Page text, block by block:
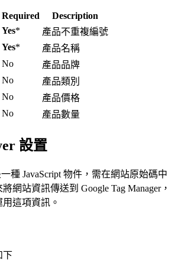
Required
Description
Yes*
產品不重複編號
Yes*
產品名稱
No
產品品牌
No
產品類別
No
產品價格
No 產品數量
設置
種 JavaScript 物件，需在網站原始碼中
網站資訊傳送到 Google Tag Manager，
這項資訊。
下